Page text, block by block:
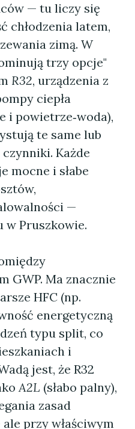
— tu liczy się
chłodzenia latem,
zimą. W
trzy opcje"
R32, urządzenia z
ciepła
i powietrze‑woda),
te same lub
Każde
mocne i słabe
—
w Pruszkowie.
GWP. Ma znacznie
HFC (np.
energetyczną
typu split, co
i
jest, że R32
A2L (słabo palny),
zasad
przy właściwym